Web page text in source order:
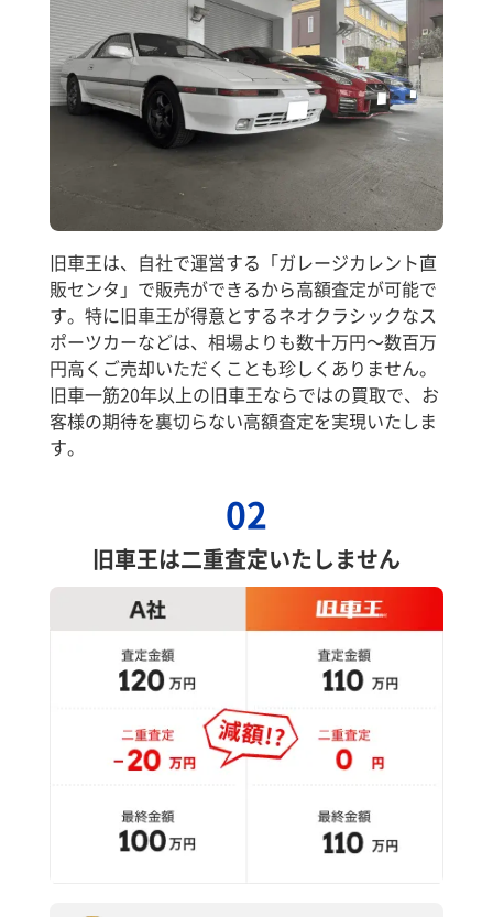
旧車王は、自社で運営する「ガレージカレント直
販センタ」で販売ができるから高額査定が可能で
す。特に旧車王が得意とするネオクラシックなス
ポーツカーなどは、相場よりも数十万円～数百万
円高くご売却いただくことも珍しくありません。
旧車一筋20年以上の旧車王ならではの買取で、お
客様の期待を裏切らない高額査定を実現いたしま
す。
02
旧車王は二重査定いたしません